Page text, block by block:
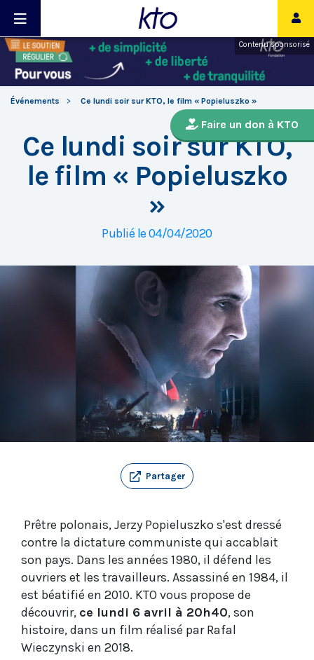
Contenu sponsorisé
Événements Ce lundi soir sur KTO, le film « Popieluszko »
Faire un don à KTO
Ce lundi soir sur KTO,
le film « Popieluszko
»
Publié le 04/04/2020
Partager
Prêtre polonais, Jerzy Popieluszko s'est dressé
contre la dictature communiste qui accablait
son pays. Dans les années 1980, il défend les
ouvriers et les travailleurs. Assassiné en 1984, il
est béatifié en 2010. KTO vous propose de
découvrir, ce lundi 6 avril à 20h40, son
histoire, dans un film réalisé par Rafal
Wieczynski en 2018.